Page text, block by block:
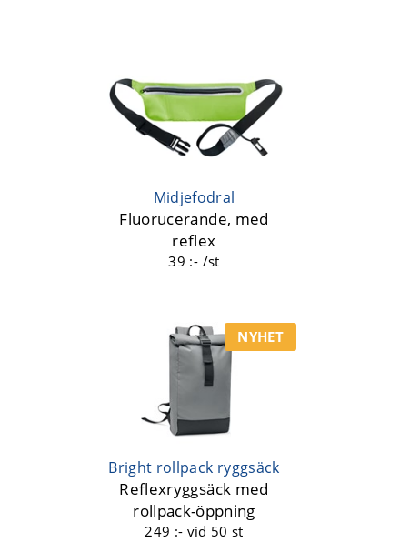
Midjefodral
Fluorucerande, med
reflex
39 :- /st
NYHET
Bright rollpack ryggsäck
Reflexryggsäck med
rollpack-öppning
249 :- vid 50 st